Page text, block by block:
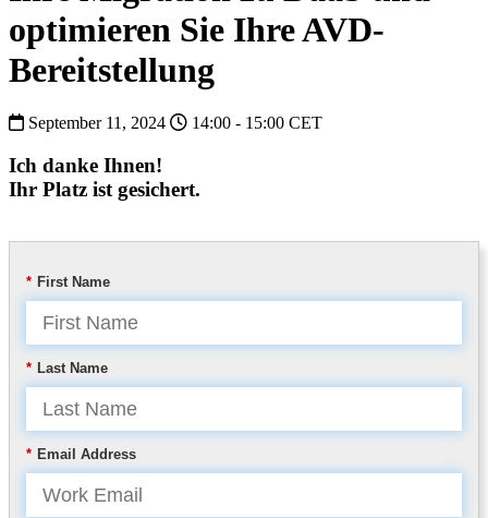
optimieren Sie Ihre AVD-
Bereitstellung
September 11, 2024 14:00 - 15:00 CET
Ich danke Ihnen!
Ihr Platz ist gesichert.
* First Name
* Last Name
* Email Address